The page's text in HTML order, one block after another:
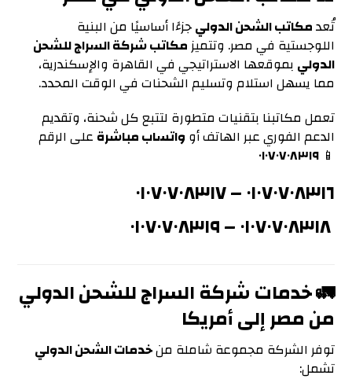
تُعدمكاتب الشحن الدوليجزءًا أساسيًا من البنية
اللوجستية في مصر. وتتميزمكاتب شركة السراج للشحن
الدولي بموقعها الاستراتيجي في القاهرة والإسكندرية،
مما يسهل استلام وتسليم الشحنات في الوقت المحدد.
تعمل مكاتبنا بتقنيات متطورة لتتبع كل شحنة، وتقديم
الدعم الفوري عبر الهاتف أو واتساب مباشرة على الرقم
📱٠١٠٧٠٧٠٨٣١٩
٠١٠٧٠٧٠٨٣١٦–٠١٠٧٠٧٠٨٣١٧
٠١٠٧٠٧٠٨٣١٨–٠١٠٧٠٧٠٨٣١٩
🚛 خدمات شركة السراج للشحن الدولي
من مصر إلى أمريكا
توفر الشركة مجموعة شاملة منخدمات الشحن الدولي
تشمل: